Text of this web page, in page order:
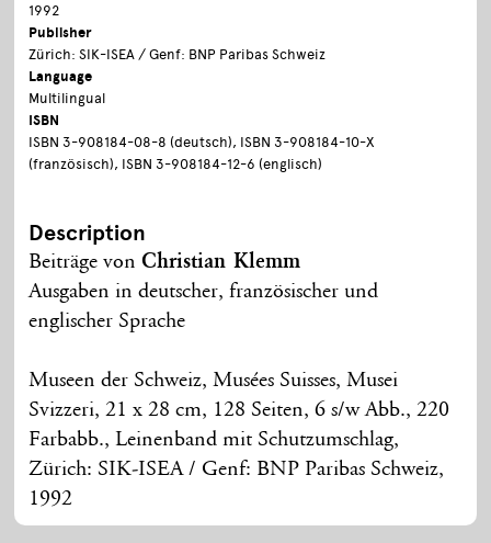
1992
Publisher
Zürich: SIK-ISEA / Genf: BNP Paribas Schweiz
Language
Multilingual
ISBN
ISBN 3-908184-08-8 (deutsch), ISBN 3-908184-10-X
(französisch), ISBN 3-908184-12-6 (englisch)
Description
Beiträge vonChristian Klemm
Ausgaben in deutscher, französischer und
englischer Sprache
Museen der Schweiz, Musées Suisses, Musei
Svizzeri, 21 x 28 cm, 128 Seiten, 6 s/w Abb., 220
Farbabb., Leinenband mit Schutzumschlag,
Zürich: SIK-ISEA / Genf: BNP Paribas Schweiz,
1992